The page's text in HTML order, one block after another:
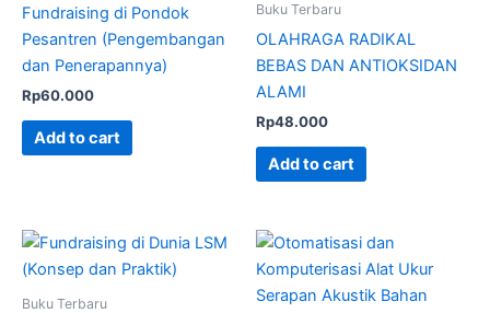
Fundraising di Pondok
Pesantren (Pengembangan
dan Penerapannya)
Rp60.000
Add to cart
Buku Terbaru
OLAHRAGA RADIKAL
BEBAS DAN ANTIOKSIDAN
ALAMI
Rp48.000
Add to cart
Buku Terbaru